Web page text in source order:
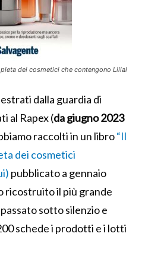
dei cosmetici che contengono Lilial
dalla guardia di
al Rapex (da giugno 2023
raccolti in un libro“Il
dei cosmetici
pubblicato a gennaio
ricostruito il più grande
sotto silenzio e
schede i prodotti e i lotti